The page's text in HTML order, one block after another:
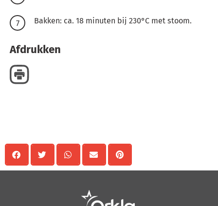
Bakken: ca. 18 minuten bij 230°C met stoom.
Afdrukken